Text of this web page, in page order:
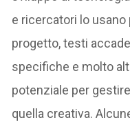
e ricercatori lo
progetto, testi
specifiche e molto
potenziale per
quella creativa.